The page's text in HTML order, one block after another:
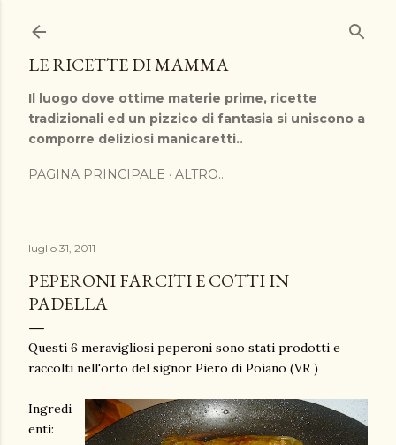
LE RICETTE DI MAMMA
Il luogo dove ottime materie prime, ricette
tradizionali ed un pizzico di fantasia si uniscono a
comporre deliziosi manicaretti..
PAGINA PRINCIPALE ALTRO…
luglio 31, 2011
PEPERONI FARCITI E COTTI IN
PADELLA
Questi 6 meravigliosi peperoni sono stati prodotti e
raccolti nell'orto del signor Piero di Poiano (VR )
Ingredi
enti: